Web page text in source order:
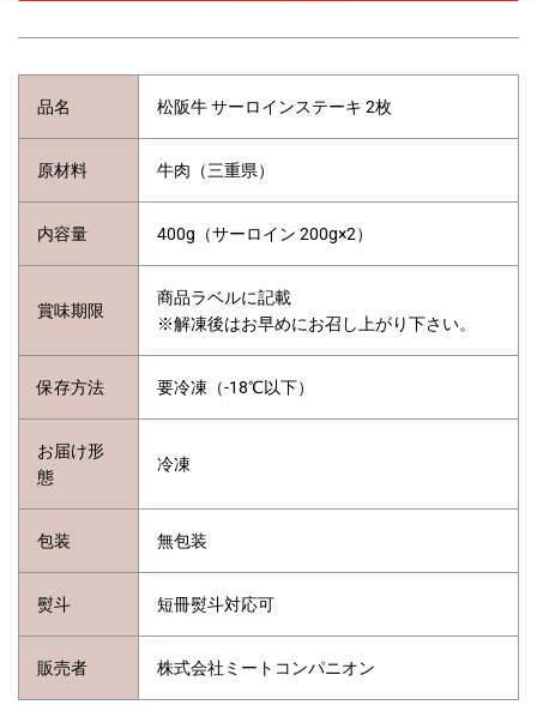
品名 松阪牛 サーロインステーキ 2枚
原材料 牛肉（三重県）
内容量 400g （サーロイン 200g×2）
賞味期限
商品ラベルに記載
※解凍後はお早めにお召し上がり下さい。
保存方法 要冷凍（-18℃以下）
お届け形
態
冷凍
包装 無包装
熨斗 短冊熨斗対応可
販売者 株式会社ミートコンパニオン